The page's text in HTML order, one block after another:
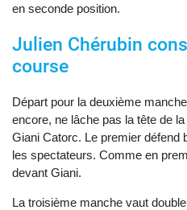
en seconde position.
Julien Chérubin
course
Départ pour la deuxième
encore, ne lâche pas la tête de
Giani Catorc. Le premier défend
les spectateurs. Comme en
devant Giani.
La troisième manche vaut